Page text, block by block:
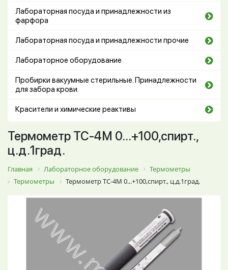
Лабораторная посуда и принадлежности из
фарфора
Лабораторная посуда и принадлежности прочие
Лабораторное оборудование
Пробирки вакуумные стерильные. Принадлежности
для забора крови.
Красители и химические реактивы
Термометр ТС-4М 0...+100,спирт.,
ц.д.1град.
Главная Лабораторное оборудование
Термометры
Термометры
Термометр ТС-4М 0...+100,спирт., ц.д.1град.